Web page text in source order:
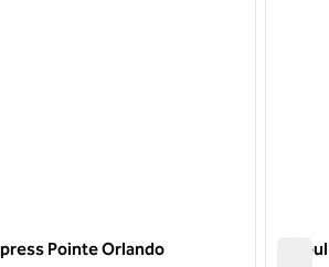
Pointe Orlando